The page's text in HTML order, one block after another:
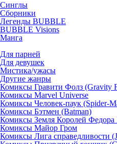
Синглы
Сборники
Легенды BUBBLE
BUBBLE Visions
Манга
Для парней
Для девушек
Мистика/ужасы
Другие жанры
Комиксы Гравити Фолз (Gravity
Комиксы Marvel Universe
Комиксы Человек-паук (Spider-
Комиксы Бэтмен (Batman)
Комиксы Земля Королей Федора
Комиксы Майор Гром
Комиксы Лига справедливости